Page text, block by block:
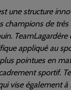
une structure
champions de
TeamLagardère
appliqué au
pointues en
sportif.
vise également